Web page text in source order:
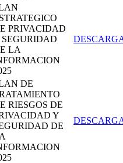
PRIVACIDAD
SEGURIDAD
LA
DE
RIESGOS DE
Y
DE